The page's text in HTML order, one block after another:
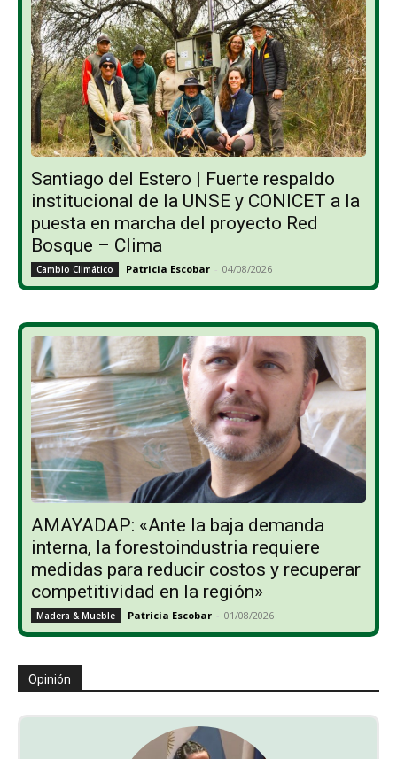
Santiago del Estero | Fuerte respaldo
institucional de la UNSE y CONICET a la
puesta en marcha del proyecto Red
Bosque – Clima
Cambio Climático Patricia Escobar - 04/08/2026
AMAYADAP: «Ante la baja demanda
interna, la forestoindustria requiere
medidas para reducir costos y recuperar
competitividad en la región»
Madera & Mueble Patricia Escobar - 01/08/2026
Opinión